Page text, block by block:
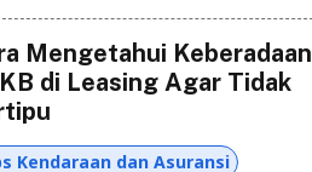
Mengetahui Keberadaan
di Leasing Agar Tidak
Kendaraan dan Asuransi